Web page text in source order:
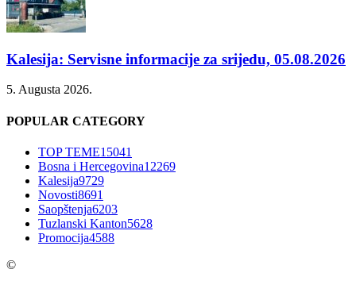
Kalesija: Servisne informacije za srijedu, 05.08.2026
5. Augusta 2026.
POPULAR CATEGORY
TOP TEME15041
Bosna i Hercegovina12269
Kalesija9729
Novosti8691
Saopštenja6203
Tuzlanski Kanton5628
Promocija4588
©